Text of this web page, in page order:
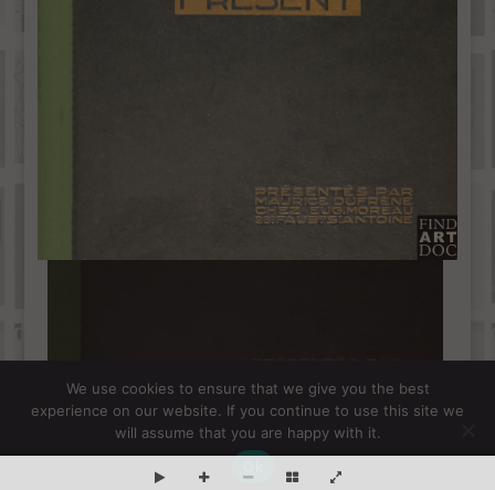
We use cookies to ensure that we give you the best
experience on our website. If you continue to use this site we
will assume that you are happy with it.